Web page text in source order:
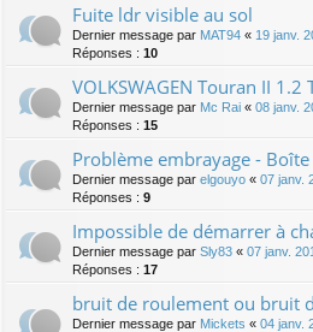
Fuite ldr visible au sol
Dernier message par MAT94 « 19 janv.
Réponses : 10
VOLKSWAGEN Touran II 1.2
Dernier message par Mc Rai « 08 janv.
Réponses : 15
Problème embrayage -
Dernier message par elgouyo « 07 janv.
Réponses : 9
Impossible de démarrer à
Dernier message par Sly83 « 07 janv.
Réponses : 17
bruit de roulement ou bruit
Dernier message par Mickets « 04 janv.